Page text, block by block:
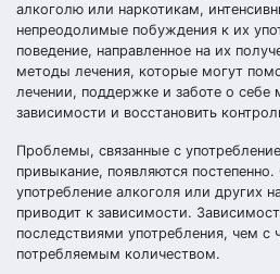
алкоголю или наркотикам,
непреодолимые побуждения к их
поведение, направленное на их
методы лечения, которые могут
лечении, поддержке и заботе о себе
зависимости и восстановить
Проблемы, связанные с
привыкание, появляются
употребление алкоголя или других
приводит к зависимости.
последствиями употребления, чем с
потребляемым количеством.